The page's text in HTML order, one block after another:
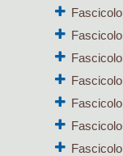
Fascicolo
Fascicolo
Fascicolo
Fascicolo
Fascicolo
Fascicolo
Fascicolo